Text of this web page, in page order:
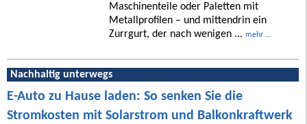
Maschinenteile oder Paletten mit
Metallprofilen – und mittendrin ein
Zurrgurt, der nach wenigen ... mehr ...
Nachhaltig unterwegs
E-Auto zu Hause laden: So senken Sie die
Stromkosten mit Solarstrom und Balkonkraftwerk